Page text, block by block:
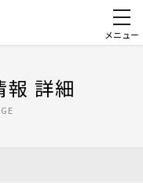
メニュー
報 詳細